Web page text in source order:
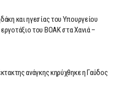
και ηγεσίας του Υπουργείου
του ΒΟΑΚ στα Χανιά –
ανάγκης κηρύχθηκε η Γαύδος